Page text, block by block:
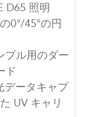
D65 照明
0°/45°の円
プル用のダー
ド
データキャプ
UV キャリ